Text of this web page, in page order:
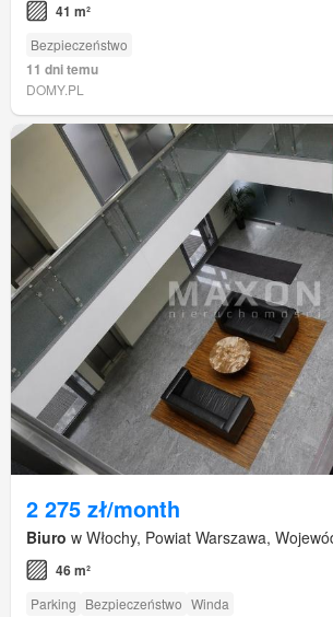
41 m²
Bezpieczeństwo
11 dni temu
DOMY.PL
2 275 zł/month
Biuro w Włochy, Powiat Warszawa,
46 m²
Parking Bezpieczeństwo Winda